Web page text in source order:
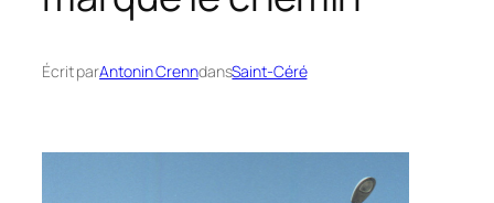
Écrit parAntonin CrenndansSaint-Céré